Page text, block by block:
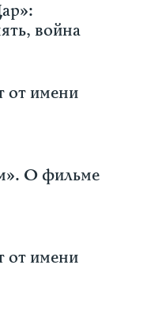
война
от имени
О фильме
от имени